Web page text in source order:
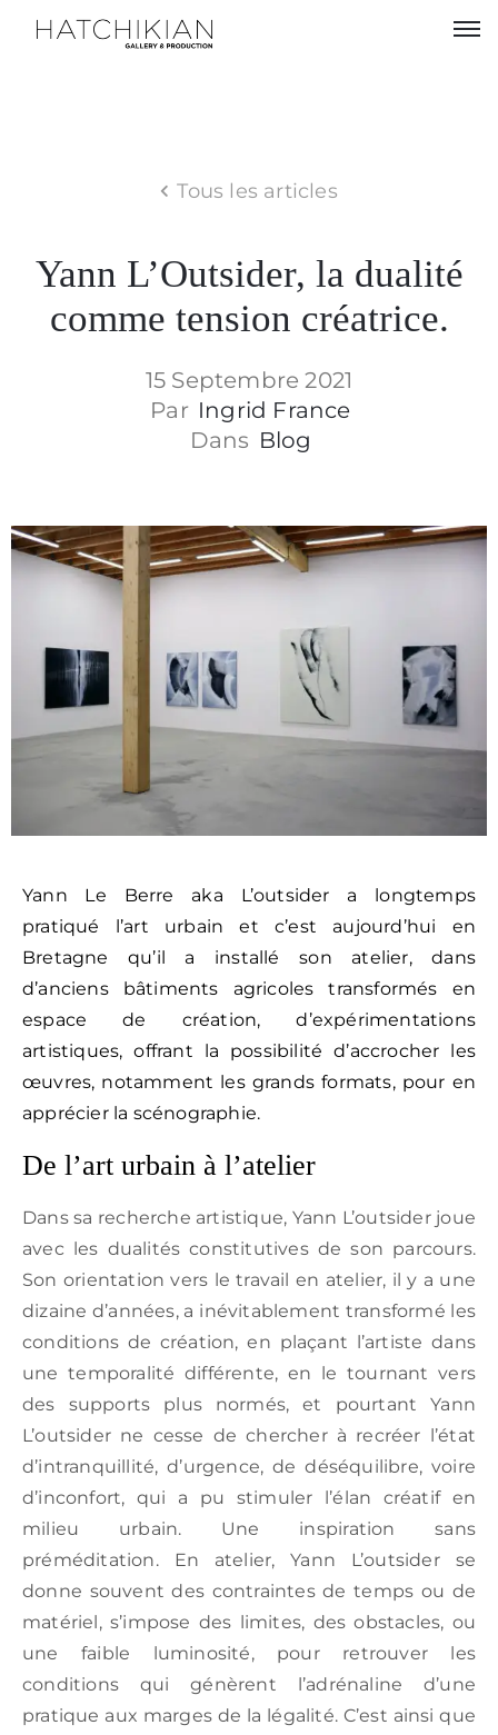
Visitez
Contact
Politique
confidentialité
CGV
Tous les articles
Yann L’Outsider, la dualité
comme tension créatrice.
15 Septembre 2021
Par Ingrid France
Dans Blog
Yann Le Berre aka L’outsider a longtemps
pratiqué l’art urbain et c’est aujourd’hui en
Bretagne qu’il a installé son atelier, dans
d’anciens bâtiments agricoles transformés en
espace de création, d’expérimentations
artistiques, offrant la possibilité d’accrocher les
œuvres, notamment les grands formats, pour en
apprécier la scénographie.
De l’art urbain à l’atelier
Dans sa recherche artistique, Yann L’outsider joue
avec les dualités constitutives de son parcours.
Son orientation vers le travail en atelier, il y a une
dizaine d’années, a inévitablement transformé les
conditions de création, en plaçant l’artiste dans
une temporalité différente, en le tournant vers
des supports plus normés, et pourtant Yann
L’outsider ne cesse de chercher à recréer l’état
d’intranquillité, d’urgence, de déséquilibre, voire
d’inconfort, qui a pu stimuler l’élan créatif en
milieu urbain. Une inspiration sans
préméditation. En atelier, Yann L’outsider se
donne souvent des contraintes de temps ou de
matériel, s’impose des limites, des obstacles, ou
une faible luminosité, pour retrouver les
conditions qui génèrent l’adrénaline d’une
pratique aux marges de la légalité. C’est ainsi que